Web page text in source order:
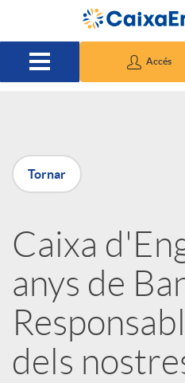
Salta al contingut principal
Accés
P
u
b
l
i
Tornar
Caixa
anys de
dels